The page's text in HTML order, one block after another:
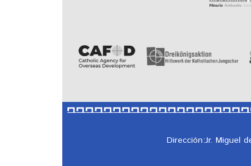
Dirección:Jr. Miguel